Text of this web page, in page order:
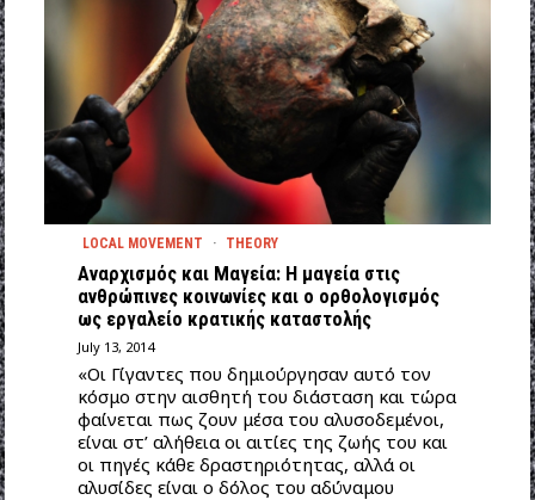
LOCAL MOVEMENT · THEORY
Aναρχισμός και Μαγεία: Η μαγεία στις
ανθρώπινες κοινωνίες και ο ορθολογισμός
ως εργαλείο κρατικής καταστολής
July 13, 2014
«Οι Γίγαντες που δημιούργησαν αυτό τον
κόσμο στην αισθητή του διάσταση και τώρα
φαίνεται πως ζουν μέσα του αλυσοδεμένοι,
είναι στ’ αλήθεια οι αιτίες της ζωής του και
οι πηγές κάθε δραστηριότητας, αλλά οι
αλυσίδες είναι ο δόλος του αδύναμου